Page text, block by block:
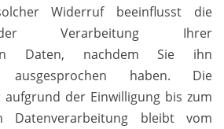
Widerruf beeinflusst die
Verarbeitung Ihrer
Daten, nachdem Sie ihn
haben. Die
aufgrund der Einwilligung bis zum
Datenverarbeitung bleibt vom